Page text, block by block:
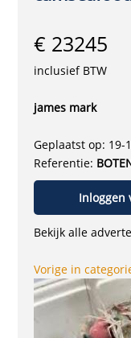
€ 23245
inclusief BTW
james mark
Geplaatst op: 19-
Referentie:
Inloggen
Bekijk alle
Vorige in